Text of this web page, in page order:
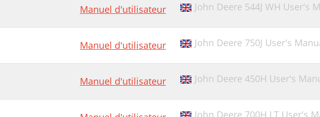
Manuel d'utilisateur John Deere 544J WH User's
Manuel d'utilisateur John Deere 750J User's
Manuel d'utilisateur John Deere 450H User's
John Deere 700H LT User's